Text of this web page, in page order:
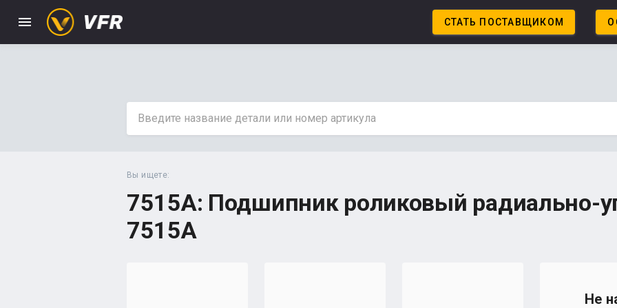
menu СТАТЬ ПОСТАВЩИКОМ
Вы ищете:
7515A: Подшипник роликовый радиально-
7515А
Не